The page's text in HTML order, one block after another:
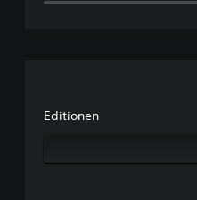
Editionen